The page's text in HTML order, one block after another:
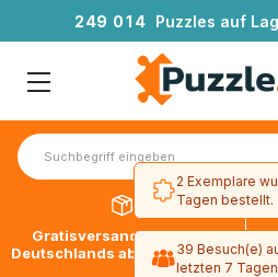
249 01 4 Puzzles auf
Gratisversand innerhalb
Deutschlands ab 49 € mit DPD
2 Exemplare
Tagen bestellt.
39 Besuch(e)
letzten 7